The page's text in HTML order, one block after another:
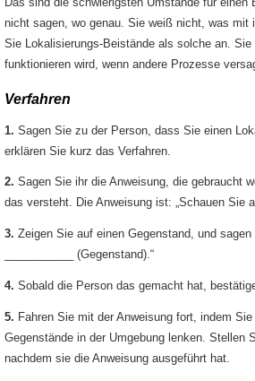
nicht sagen, wo genau. Sie weiß nicht, was mit
Sie Lokalisierungs-Beistände als solche an.
funktionieren wird, wenn andere Prozesse
Verfahren
1. Sagen Sie zu der Person, dass Sie einen
erklären Sie kurz das Verfahren.
2. Sagen Sie ihr die Anweisung, die gebraucht
das versteht. Die Anweisung ist: „Schauen Sie
3. Zeigen Sie auf einen Gegenstand, und
___________ (Gegenstand).“
4. Sobald die Person das gemacht hat,
5. Fahren Sie mit der Anweisung fort, indem
Gegenstände in der Umgebung lenken. Stellen
nachdem sie die Anweisung ausgeführt hat.